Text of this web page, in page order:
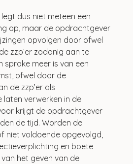
dus niet meteen een
op, maar de opdrachtgever
opvolgen door ofwel
zzp’er zodanig aan te
sprake meer is van een
ofwel door de
de zzp’er als
laten verwerken in de
krijgt de opdrachtgever
de tijd. Worden de
niet voldoende opgevolgd,
en boete
het geven van de